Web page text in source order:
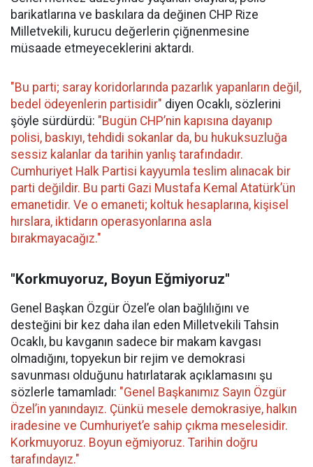
barikatlarına ve baskılara da değinen CHP Rize
Milletvekili, kurucu değerlerin çiğnenmesine
müsaade etmeyeceklerini aktardı.
"Bu parti; saray koridorlarında pazarlık yapanların değil,
bedel ödeyenlerin partisidir" diyen Ocaklı, sözlerini
şöyle sürdürdü: "Bugün CHP’nin kapısına dayanıp
polisi, baskıyı, tehdidi sokanlar da, bu hukuksuzluğa
sessiz kalanlar da tarihin yanlış tarafındadır.
Cumhuriyet Halk Partisi kayyumla teslim alınacak bir
parti değildir. Bu parti Gazi Mustafa Kemal Atatürk’ün
emanetidir. Ve o emaneti; koltuk hesaplarına, kişisel
hırslara, iktidarın operasyonlarına asla
bırakmayacağız."
"Korkmuyoruz, Boyun Eğmiyoruz"
Genel Başkan Özgür Özel’e olan bağlılığını ve
desteğini bir kez daha ilan eden Milletvekili Tahsin
Ocaklı, bu kavganın sadece bir makam kavgası
olmadığını, topyekun bir rejim ve demokrasi
savunması olduğunu hatırlatarak açıklamasını şu
sözlerle tamamladı: "Genel Başkanımız Sayın Özgür
Özel’in yanındayız. Çünkü mesele demokrasiye, halkın
iradesine ve Cumhuriyet’e sahip çıkma meselesidir.
Korkmuyoruz. Boyun eğmiyoruz. Tarihin doğru
tarafındayız."